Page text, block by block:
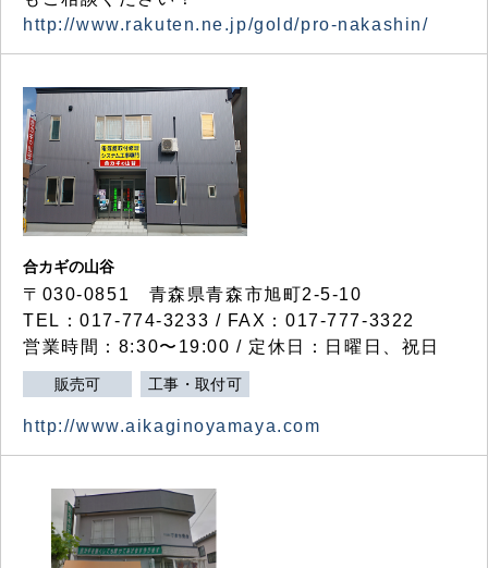
http://www.rakuten.ne.jp/gold/pro-nakashin/
合カギの山谷
〒030-0851 青森県青森市旭町2-5-10
TEL：017-774-3233 / FAX：017-777-3322
営業時間：8:30〜19:00 / 定休日：日曜日、祝日
販売可 工事・取付可
http://www.aikaginoyamaya.com